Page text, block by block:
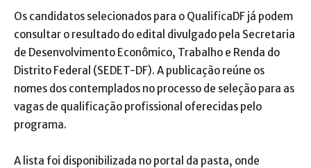
Os candidatos selecionados para o QualificaDF já podem
consultar o resultado do edital divulgado pela Secretaria
de Desenvolvimento Econômico, Trabalho e Renda do
Distrito Federal (SEDET-DF). A publicação reúne os
nomes dos contemplados no processo de seleção para as
vagas de qualificação profissional oferecidas pelo
programa.
A lista foi disponibilizada no portal da pasta, onde